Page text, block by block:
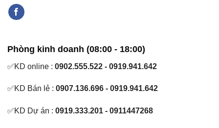
Phòng kinh doanh (08:00 - 18:00)
✅KD online : 0902.555.522 - 0919.941.642
✅KD Bán lẻ : 0907.136.696 - 0919.941.642
✅KD Dự án : 0919.333.201 - 0911447268